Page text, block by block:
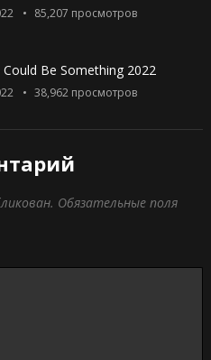
85,207 просмотров
Be Something 2022
38,962просмотров
Обязательные поля